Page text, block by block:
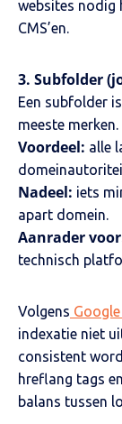
websites nodig
CMS’en.
3. Subfolder
Een subfolder
meeste merken.
Voordeel: alle
Nadeel: iets
apart domein.
Aanrader
technisch
Volgens
indexatie niet
consistent
hreflang tags
balans tussen